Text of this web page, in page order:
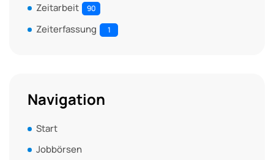
Zeitarbeit 90
Zeiterfassung 1
Navigation
Start
Jobbörsen